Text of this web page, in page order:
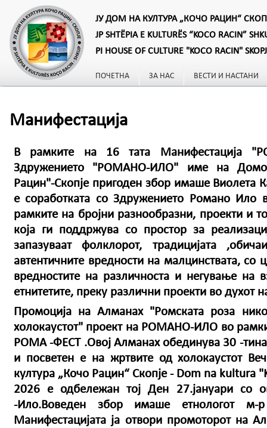
ЈУ ДОМ НА КУЛТУРА „КОЧО РАЦИН“
JP SHTËPIA E KULTURËS “KOCO RACIN”
PI HOUSE OF CULTURE "KOCO RACIN"
ПОЧЕТНА ЗА НАС ВЕСТИ И НАСТАНИ
Манифестација
В рамките на 16 тата Манифестација
Здружението "РОМАНО-ИЛО" име на
Рацин"-Скопје пригоден збор имаше Виолета
е соработката со Здружението Романо Ило
рамките на бројни разнообразни, проекти и
која ги поддржува со простор за
запазуваат фолклорот, традицијата
автентичните вредности на малцинствата, со
вредностите на различноста и негување на
етнитетите, преку различни проекти во духот
Промоција на Алманах "Ромската роза
холокаустот" проект на РОМАНО-ИЛО во
РОМА -ФЕСТ .Овој Алманах обединува 30 -тина
и посветен е на жртвите од холокаустот
култура „Кочо Рацин“ Скопје - Dom na kultura
2026 е одбележан тој Ден 27.јануари со
-Ило.Воведен збор имаше етнологот м-
Манифестацијата ја отвори промоторот на